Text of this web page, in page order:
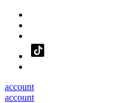
account
account